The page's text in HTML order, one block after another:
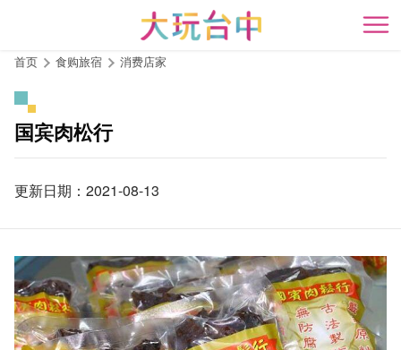
开
首页 食购旅宿 消费店家
国宾肉松行
更新日期：2021-08-13